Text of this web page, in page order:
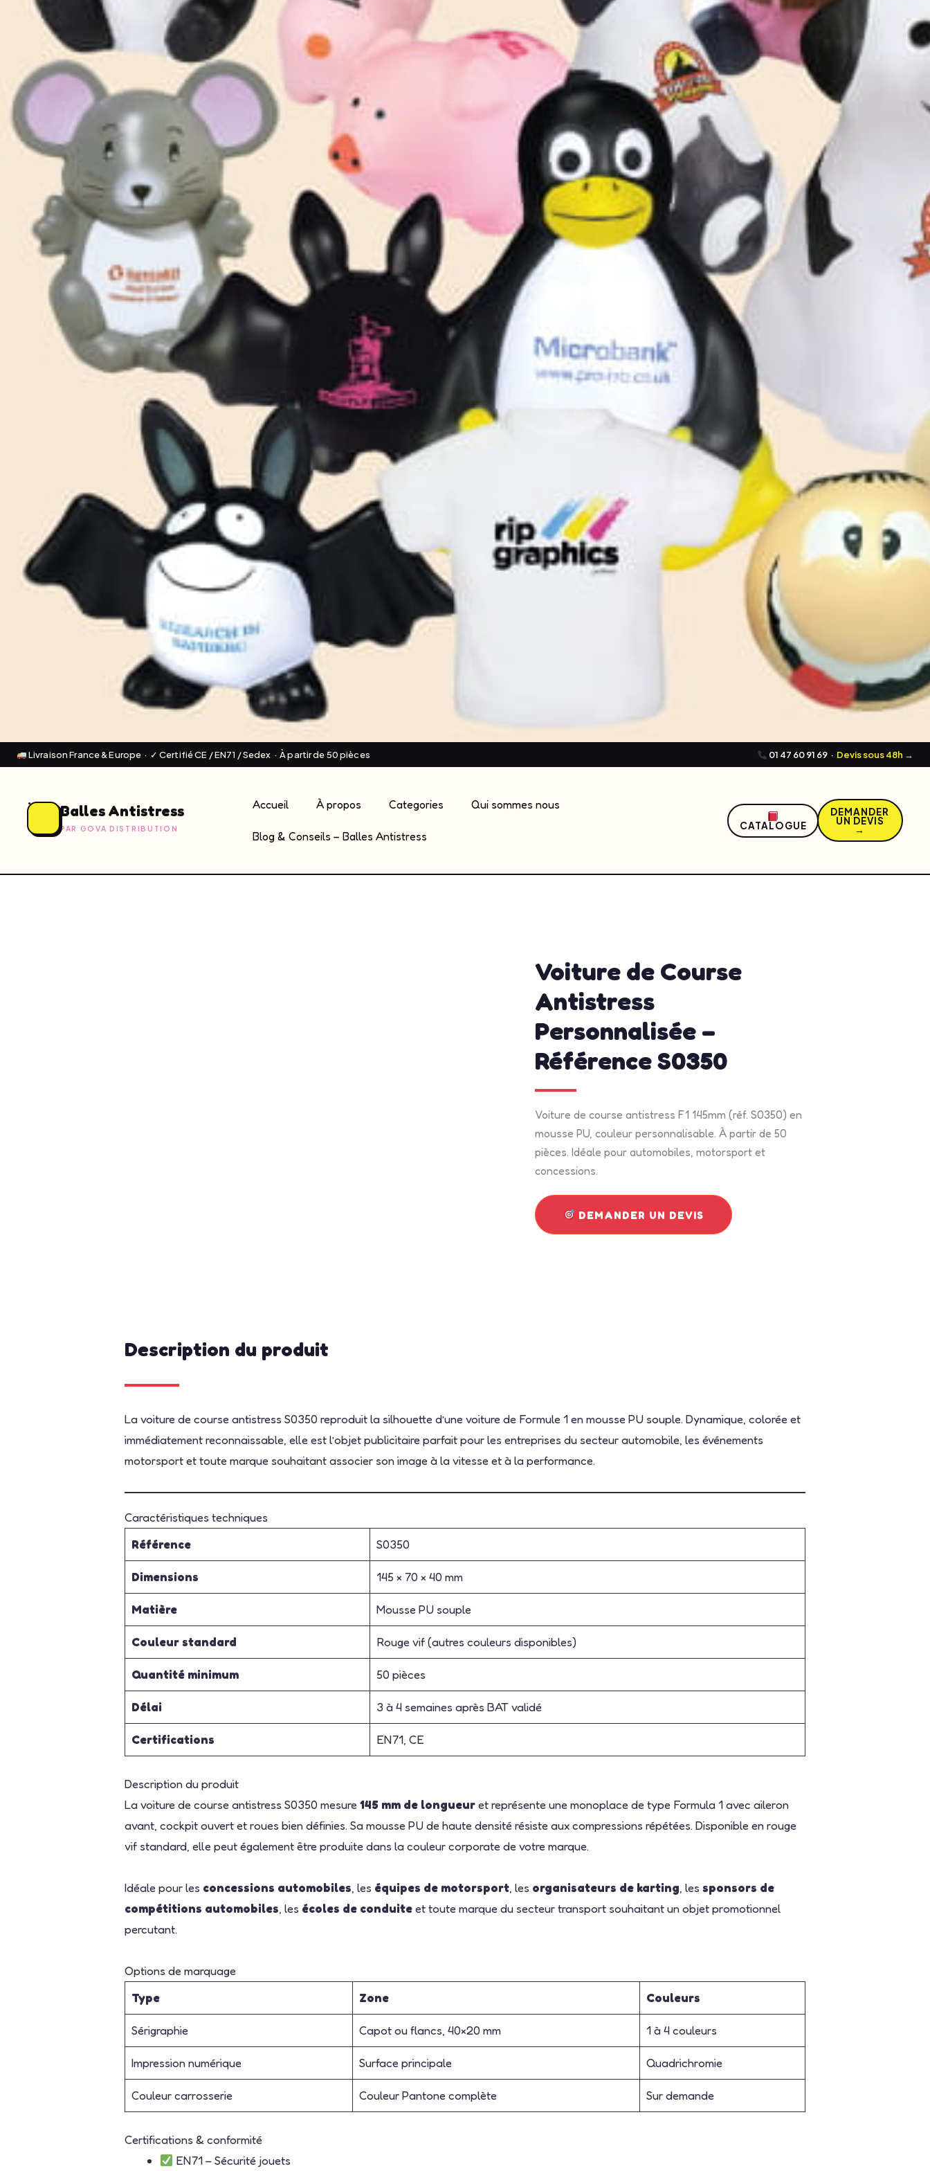
Livraison France & Europe · ✓ Certifié CE / EN71 / Sedex · À partir de 50 pièces 01 47 60 91 69 · Devis sous 48h →
Balles Antistress
PAR GOVA DISTRIBUTION
Accueil À propos Categories Qui sommes nous
Blog & Conseils – Balles Antistress
CATALOGUE
DEMANDER
UN DEVIS
→
Voiture de Course
Antistress
Personnalisée –
Référence S0350
Voiture de course antistress F1 145mm (réf. S0350) en
mousse PU, couleur personnalisable. À partir de 50
pièces. Idéale pour automobiles, motorsport et
concessions.
DEMANDER UN DEVIS
Description du produit
La voiture de course antistress S0350 reproduit la silhouette d’une voiture de Formule 1 en mousse PU souple. Dynamique, colorée et
immédiatement reconnaissable, elle est l’objet publicitaire parfait pour les entreprises du secteur automobile, les événements
motorsport et toute marque souhaitant associer son image à la vitesse et à la performance.
Caractéristiques techniques
Référence
S0350
Dimensions 145 × 70 × 40 mm
Matière Mousse PU souple
Couleur standard Rouge vif (autres couleurs disponibles)
Quantité minimum 50 pièces
Délai 3 à 4 semaines après BAT validé
Certifications EN71, CE
Description du produit
La voiture de course antistress S0350 mesure 145 mm de longueuret représente une monoplace de type Formula 1 avec aileron
avant, cockpit ouvert et roues bien définies. Sa mousse PU de haute densité résiste aux compressions répétées. Disponible en rouge
vif standard, elle peut également être produite dans la couleur corporate de votre marque.
Idéale pour les concessions automobiles, les équipes de motorsport, les organisateurs de karting, les sponsors de
compétitions automobiles, les écoles de conduiteet toute marque du secteur transport souhaitant un objet promotionnel
percutant.
Options de marquage
Type
Zone Couleurs
Sérigraphie Capot ou flancs, 40×20 mm 1 à 4 couleurs
Impression numérique Surface principale Quadrichromie
Couleur carrosserie Couleur Pantone complète Sur demande
Certifications & conformité
EN71 – Sécurité jouets